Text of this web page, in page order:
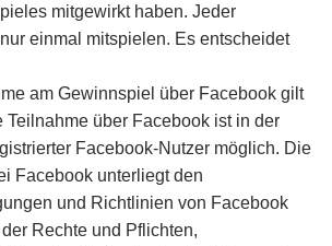
mitgewirkt haben. Jeder
einmal mitspielen. Es entscheidet
am Gewinnspiel über Facebook gilt
Teilnahme über Facebook ist in der
Facebook-Nutzer möglich. Die
Facebook unterliegt den
und Richtlinien von Facebook
Rechte und Pflichten,